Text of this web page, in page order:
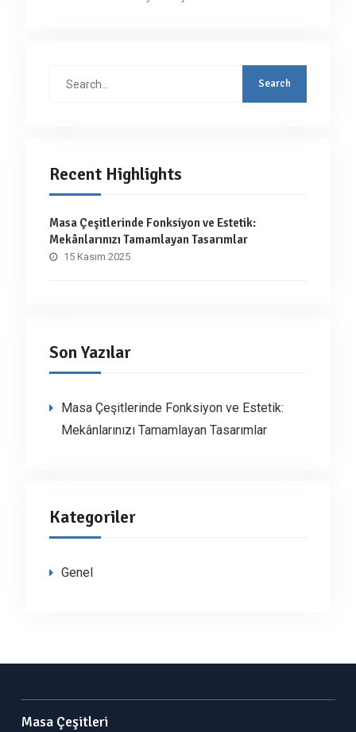
Recent Highlights
Masa Çeşitlerinde Fonksiyon ve Estetik:
Mekânlarınızı Tamamlayan Tasarımlar
15 Kasım 2025
Son Yazılar
Masa Çeşitlerinde Fonksiyon ve Estetik:
Mekânlarınızı Tamamlayan Tasarımlar
Kategoriler
Genel
Masa Çeşitleri